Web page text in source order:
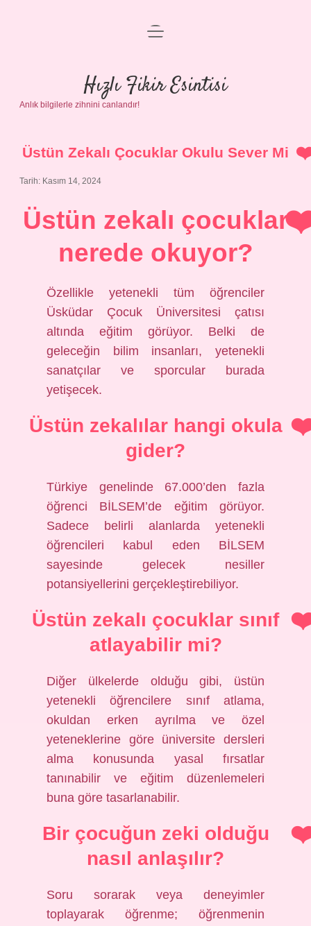
Anasayfa
Gizlilik Politikası
Yasal Uyarı
menüyü
Hızlı Fikir Esintisi
Anlık bilgilerle zihnini canlandır!
Üstün Zekalı Çocuklar Okulu Sever Mi
Tarih: Kasım 14, 2024
Üstün zekalı çocuklar
nerede okuyor?
Özellikle yetenekli tüm öğrenciler
Üsküdar Çocuk Üniversitesi çatısı
altında eğitim görüyor. Belki de
geleceğin bilim insanları, yetenekli
sanatçılar ve sporcular burada
yetişecek.
Üstün zekalılar hangi okula
gider?
Türkiye genelinde 67.000’den fazla
öğrenci BİLSEM’de eğitim görüyor.
Sadece belirli alanlarda yetenekli
öğrencileri kabul eden BİLSEM
sayesinde gelecek nesiller
potansiyellerini gerçekleştirebiliyor.
Üstün zekalı çocuklar sınıf
atlayabilir mi?
Diğer ülkelerde olduğu gibi, üstün
yetenekli öğrencilere sınıf atlama,
okuldan erken ayrılma ve özel
yeteneklerine göre üniversite dersleri
alma konusunda yasal fırsatlar
tanınabilir ve eğitim düzenlemeleri
buna göre tasarlanabilir.
Bir çocuğun zeki olduğu
nasıl anlaşılır?
Soru sorarak veya deneyimler
toplayarak öğrenme; öğrenmenin